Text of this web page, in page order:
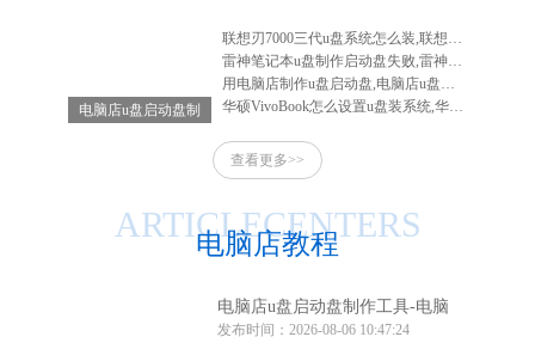
电脑店u盘启动盘制
联想刃7000三代u盘系统怎么装,联想刃7000怎么重装系统
雷神笔记本u盘制作启动盘失败,雷神笔记本u盘启动不了
用电脑店制作u盘启动盘,电脑店u盘启动盘制作工具教程
华硕VivoBook怎么设置u盘装系统,华硕vivobook如何重装系统
查看更多>>
电脑店教程
ARTICLECENTERS
电脑店u盘启动盘制作工具-电脑
店u盘启动装机工具
发布时间：2026-08-06 10:47:24